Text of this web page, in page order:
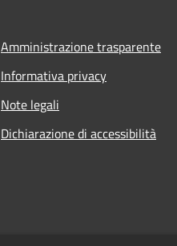
Amministrazione trasparente
Informativa privacy
Note legali
Dichiarazione di accessibilità